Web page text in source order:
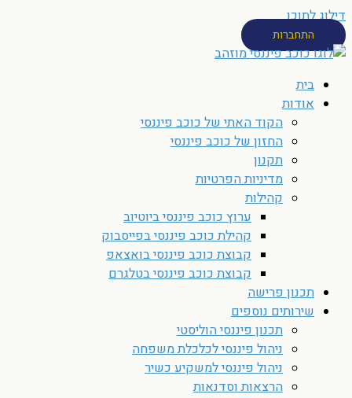
דילוג לתוכן
התחברות
בית
אודות
הקוד האתי של כוכב פיננסי
החזון של כוכב פיננסי
תקנון
מדיניות הפרטיות
קהילות
ערוץ כוכב פיננסי ביוטיוב
קהילת כוכב פיננסי בפייסבוק
קבוצת כוכב פיננסי בואצאפ
קבוצת כוכב פיננסי בטלגרם
תכנון פרישה
שירותים נוספים
תכנון פיננסי הוליסטי
ניהול פיננסי לכלכלת משפחה
ניהול פיננסי למשקיע כשיר
הרצאות וסדנאות